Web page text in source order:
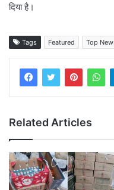
दिया है।
Tags Featured Top
Related Articles